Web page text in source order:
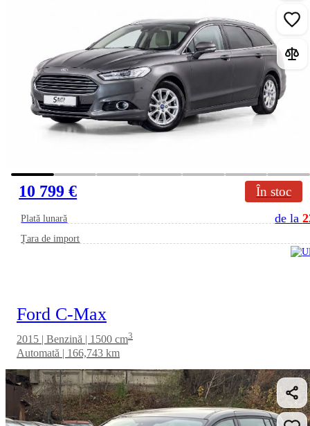
10 799 € În stoc
Plată lunară de la
Țara de import
Ford C-Max
2015 | Benzină | 1500 cm3
Automată | 166,743 km